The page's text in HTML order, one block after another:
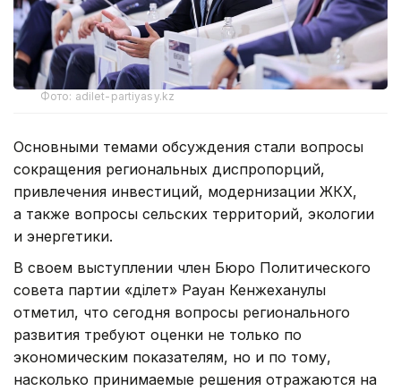
Фото: adilet-partiyasy.kz
Основными темами обсуждения стали вопросы
сокращения региональных диспропорций,
привлечения инвестиций, модернизации ЖКХ,
а также вопросы сельских территорий, экологии
и энергетики.
В своем выступлении член Бюро Политического
совета партии «Әділет» Рауан Кенжеханулы
отметил, что сегодня вопросы регионального
развития требуют оценки не только по
экономическим показателям, но и по тому,
насколько принимаемые решения отражаются на